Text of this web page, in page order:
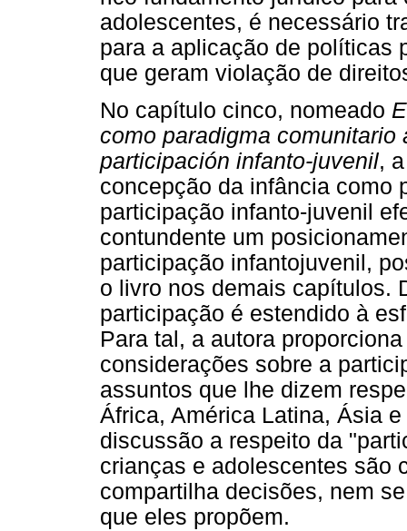
adolescentes, é necessário
para a aplicação de políticas
que geram violação de
No capítulo cinco, nomeado
como paradigma
participación infanto-juvenil,
concepção da infância como
participação infanto-juvenil
contundente um
participação infantojuvenil,
o livro nos demais capítulos.
participação é estendido à
Para tal, a autora
considerações sobre a
assuntos que lhe dizem
África, América Latina, Ásia
discussão a respeito da
crianças e adolescentes são
compartilha decisões, nem
que eles propõem.